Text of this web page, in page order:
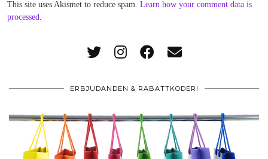
This site uses Akismet to reduce spam. Learn how your comment data is
processed.
ERBJUDANDEN & RABATTKODER!